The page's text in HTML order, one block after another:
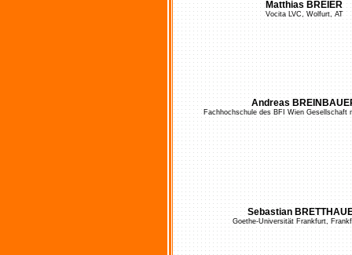
Matthias BREIER
Vocita LVC, Wolfurt, AT
Andreas
Fachhochschule des BFI Wien Gesellschaft
Sebastian
Goethe-Universität Frankfurt,